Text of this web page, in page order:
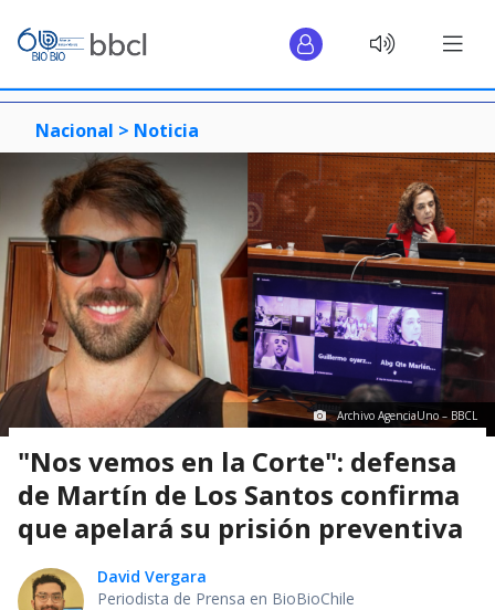
Nacional > Noticia
Archivo AgenciaUno – BBCL
"Nos vemos en la Corte": defensa
de Martín de Los Santos confirma
que apelará su prisión preventiva
David Vergara
Periodista de Prensa en BioBioChile